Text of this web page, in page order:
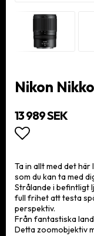
Nikon
13 989 SEK
Ta in allt med det
som du kan ta med
Strålande i befintligt
full frihet att testa
perspektiv.
Från fantastiska
Detta zoomobjektiv